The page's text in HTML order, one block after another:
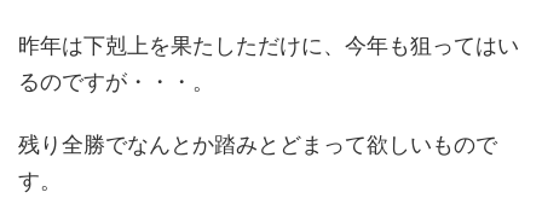
昨年は下剋上を果たしただけに、今年も狙ってはい
るのですが・・・。
残り全勝でなんとか踏みとどまって欲しいもので
す。